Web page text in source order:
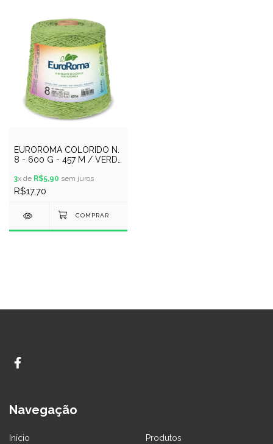
EUROROMA COLORIDO N.
8 - 600 G - 457 M / VERDE
3x de R$5,90 sem juros
R$17,70
Navegação
Início Produtos